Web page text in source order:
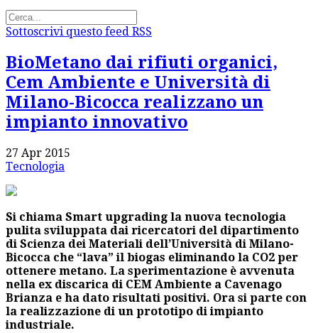
Sottoscrivi questo feed RSS
BioMetano dai rifiuti organici,
Cem Ambiente e Università di
Milano-Bicocca realizzano un
impianto innovativo
27 Apr 2015
Tecnologia
Si chiama Smart upgrading la nuova tecnologia
pulita sviluppata dai ricercatori del dipartimento
di Scienza dei Materiali dell’Università di Milano-
Bicocca che “lava” il biogas eliminando la CO2 per
ottenere metano. La sperimentazione è avvenuta
nella ex discarica di CEM Ambiente a Cavenago
Brianza e ha dato risultati positivi. Ora si parte con
la realizzazione di un prototipo di impianto
industriale.